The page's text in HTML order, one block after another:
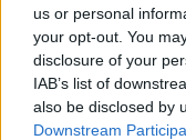
us or personal
your opt-out. You
disclosure of your
IAB’s list of
also be disclosed by
Downstream
KAPCSOLÓDÓ HÍREK
Samsung Galaxy
Ilyen csúnya a